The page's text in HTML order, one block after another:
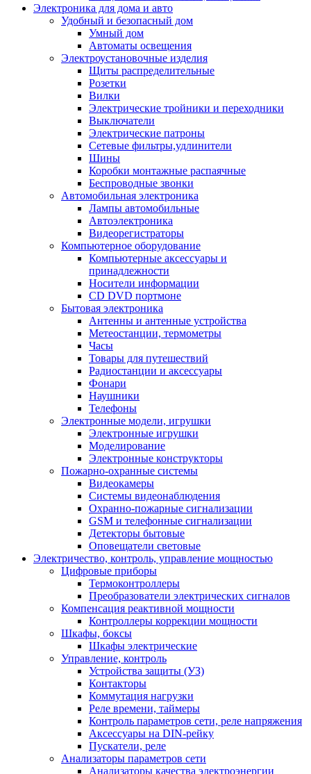
Электроника для дома и авто
Удобный и безопасный дом
Умный дом
Автоматы освещения
Электроустановочные изделия
Щиты распределительные
Розетки
Вилки
Электрические тройники и переходники
Выключатели
Электрические патроны
Сетевые фильтры,удлинители
Шины
Коробки монтажные распаячные
Беспроводные звонки
Автомобильная электроника
Лампы автомобильные
Автоэлектроника
Видеорегистраторы
Компьютерное оборудование
Компьютерные аксессуары и
принадлежности
Носители информации
CD DVD портмоне
Бытовая электроника
Антенны и антенные устройства
Метеостанции, термометры
Часы
Товары для путешествий
Радиостанции и аксессуары
Фонари
Наушники
Телефоны
Электронные модели, игрушки
Электронные игрушки
Моделирование
Электронные конструкторы
Пожарно-охранные системы
Видеокамеры
Системы видеонаблюдения
Охранно-пожарные сигнализации
GSM и телефонные сигнализации
Детекторы бытовые
Оповещатели световые
Электричество, контроль, управление мощностью
Цифровые приборы
Термоконтроллеры
Преобразователи электрических сигналов
Компенсация реактивной мощности
Контроллеры коррекции мощности
Шкафы, боксы
Шкафы электрические
Управление, контроль
Устройства защиты (УЗ)
Контакторы
Коммутация нагрузки
Реле времени, таймеры
Контроль параметров сети, реле напряжения
Аксессуары на DIN-рейку
Пускатели, реле
Анализаторы параметров сети
Анализаторы качества электроэнергии